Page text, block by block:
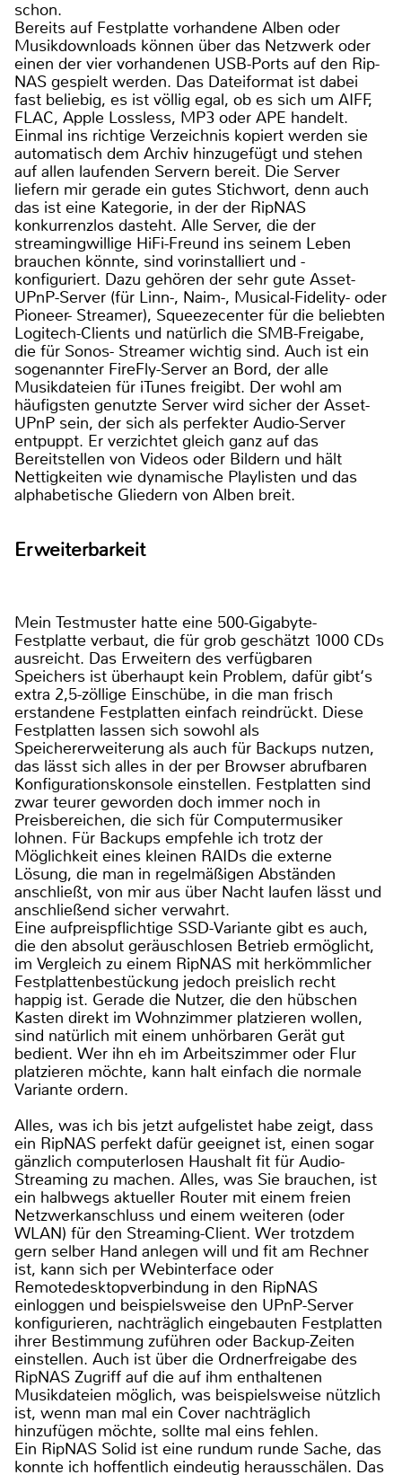
schon.
Bereits auf Festplatte vorhandene Alben oder
Musikdownloads können über das Netzwerk oder
einen der vier vorhandenen USB-Ports auf den Rip-
NAS gespielt werden. Das Dateiformat ist dabei
fast beliebig, es ist völlig egal, ob es sich um AIFF,
FLAC, Apple Lossless, MP3 oder APE handelt.
Einmal ins richtige Verzeichnis kopiert werden sie
automatisch dem Archiv hinzugefügt und stehen
auf allen laufenden Servern bereit. Die Server
liefern mir gerade ein gutes Stichwort, denn auch
das ist eine Kategorie, in der der RipNAS
konkurrenzlos dasteht. Alle Server, die der
streamingwillige HiFi-Freund ins seinem Leben
brauchen könnte, sind vorinstalliert und -
konfiguriert. Dazu gehören der sehr gute Asset-
UPnP-Server (für Linn-, Naim-, Musical-Fidelity- oder
Pioneer- Streamer), Squeezecenter für die beliebten
Logitech-Clients und natürlich die SMB-Freigabe,
die für Sonos- Streamer wichtig sind. Auch ist ein
sogenannter FireFly-Server an Bord, der alle
Musikdateien für iTunes freigibt. Der wohl am
häufigsten genutzte Server wird sicher der Asset-
UPnP sein, der sich als perfekter Audio-Server
entpuppt. Er verzichtet gleich ganz auf das
Bereitstellen von Videos oder Bildern und hält
Nettigkeiten wie dynamische Playlisten und das
alphabetische Gliedern von Alben breit.
Erweiterbarkeit
Mein Testmuster hatte eine 500-Gigabyte-
Festplatte verbaut, die für grob geschätzt 1000 CDs
ausreicht. Das Erweitern des verfügbaren
Speichers ist überhaupt kein Problem, dafür gibt‘s
extra 2,5-zöllige Einschübe, in die man frisch
erstandene Festplatten einfach reindrückt. Diese
Festplatten lassen sich sowohl als
Speichererweiterung als auch für Backups nutzen,
das lässt sich alles in der per Browser abrufbaren
Konfigurationskonsole einstellen. Festplatten sind
zwar teurer geworden doch immer noch in
Preisbereichen, die sich für Computermusiker
lohnen. Für Backups empfehle ich trotz der
Möglichkeit eines kleinen RAIDs die externe
Lösung, die man in regelmäßigen Abständen
anschließt, von mir aus über Nacht laufen lässt und
anschließend sicher verwahrt.
Eine aufpreispflichtige SSD-Variante gibt es auch,
die den absolut geräuschlosen Betrieb ermöglicht,
im Vergleich zu einem RipNAS mit herkömmlicher
Festplattenbestückung jedoch preislich recht
happig ist. Gerade die Nutzer, die den hübschen
Kasten direkt im Wohnzimmer platzieren wollen,
sind natürlich mit einem unhörbaren Gerät gut
bedient. Wer ihn eh im Arbeitszimmer oder Flur
platzieren möchte, kann halt einfach die normale
Variante ordern.
Alles, was ich bis jetzt aufgelistet habe zeigt, dass
ein RipNAS perfekt dafür geeignet ist, einen sogar
gänzlich computerlosen Haushalt fit für Audio-
Streaming zu machen. Alles, was Sie brauchen, ist
ein halbwegs aktueller Router mit einem freien
Netzwerkanschluss und einem weiteren (oder
WLAN) für den Streaming-Client. Wer trotzdem
gern selber Hand anlegen will und fit am Rechner
ist, kann sich per Webinterface oder
Remotedesktopverbindung in den RipNAS
einloggen und beispielsweise den UPnP-Server
konfigurieren, nachträglich eingebauten Festplatten
ihrer Bestimmung zuführen oder Backup-Zeiten
einstellen. Auch ist über die Ordnerfreigabe des
RipNAS Zugriff auf die auf ihm enthaltenen
Musikdateien möglich, was beispielsweise nützlich
ist, wenn man mal ein Cover nachträglich
hinzufügen möchte, sollte mal eins fehlen.
Ein RipNAS Solid ist eine rundum runde Sache, das
konnte ich hoffentlich eindeutig herausschälen. Das